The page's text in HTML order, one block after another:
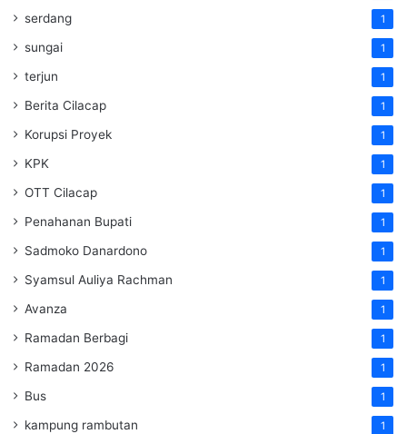
serdang 1
sungai 1
terjun 1
Berita Cilacap 1
Korupsi Proyek 1
KPK 1
OTT Cilacap 1
Penahanan Bupati 1
Sadmoko Danardono 1
Syamsul Auliya Rachman 1
Avanza 1
Ramadan Berbagi 1
Ramadan 2026 1
Bus 1
kampung rambutan 1